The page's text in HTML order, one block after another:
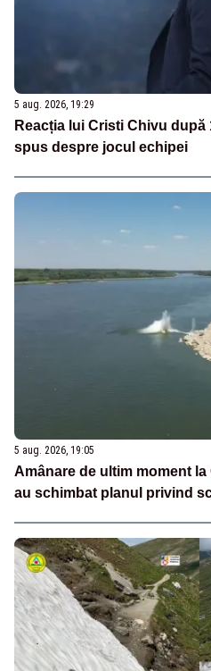
5 aug. 2026, 19:29
Reacția lui Cristi Chivu după
spus despre jocul echipei
5 aug. 2026, 19:05
Amânare de ultim moment
au schimbat planul privind